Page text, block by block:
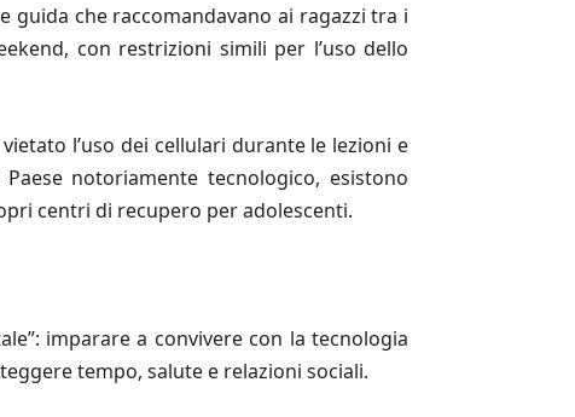
guida che raccomandavano ai ragazzi tra i
con restrizioni simili per l’uso dello
l’uso dei cellulari durante le lezioni e
notoriamente tecnologico, esistono
centri di recupero per adolescenti.
imparare a convivere con la tecnologia
tempo, salute e relazioni sociali.